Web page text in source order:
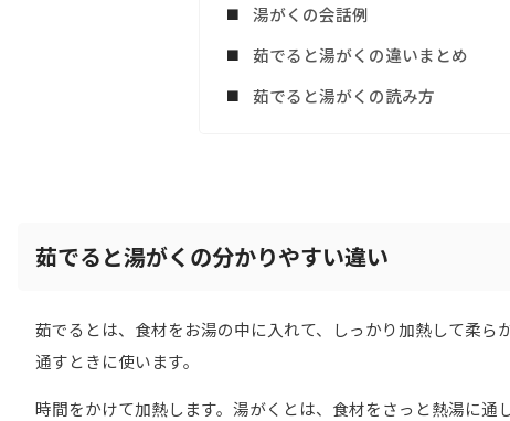
湯がくの会話例
茹でると湯がくの違いまとめ
茹でると湯がくの読み方
茹でると湯がくの分かりやすい違い
茹でるとは、食材をお湯の中に入れて、しっかり加熱して柔
通すときに使います。
時間をかけて加熱します。湯がくとは、食材をさっと熱湯に